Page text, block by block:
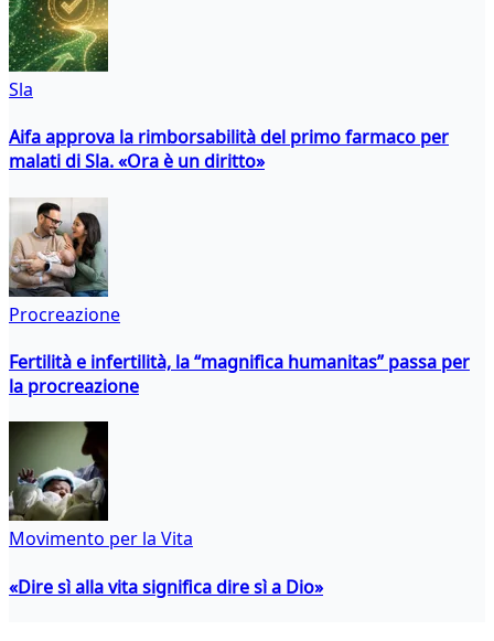
Sla
Aifa approva la rimborsabilità del primo farmaco per
malati di Sla. «Ora è un diritto»
Procreazione
Fertilità e infertilità, la “magnifica humanitas” passa per
la procreazione
Movimento per la Vita
«Dire sì alla vita significa dire sì a Dio»